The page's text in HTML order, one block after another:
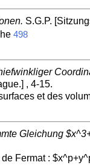
S.G.P.
498
, 4-15.
et des
Gleichung
Fermat :